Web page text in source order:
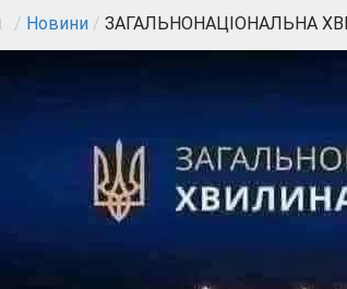
/ Новини / ЗАГАЛЬНОНАЦІОНАЛЬНА